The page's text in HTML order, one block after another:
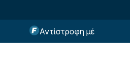
Αντίστροφη μέτρηση για το